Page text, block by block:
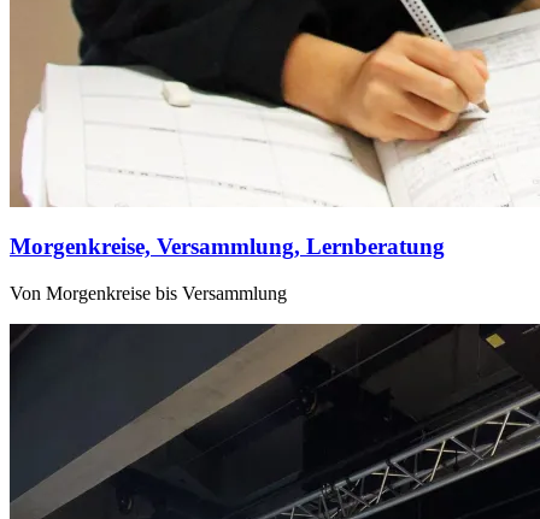
Morgenkreise, Versammlung, Lernberatung
Von Morgenkreise bis Versammlung